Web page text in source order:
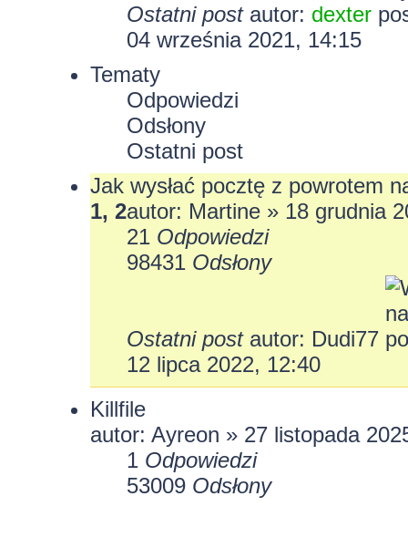
Ostatni post autor: dexter
04 września 2021, 14:15
Tematy
Odpowiedzi
Odsłony
Ostatni post
Jak wysłać pocztę z powrotem
1, 2autor: Martine » 18 grudnia
21 Odpowiedzi
98431 Odsłony
Ostatni post autor: Dudi77
12 lipca 2022, 12:40
Killfile
autor: Ayreon » 27 listopada
1 Odpowiedzi
53009 Odsłony